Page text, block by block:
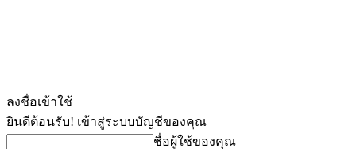
ลงชื่อเข้าใช้
ยินดีต้อนรับ! เข้าสู่ระบบบัญชีของคุณ
ชื่อผู้ใช้ของคุณ